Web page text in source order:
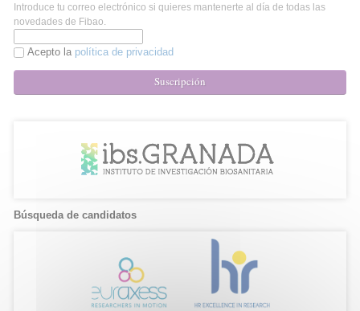
Introduce tu correo electrónico si quieres mantenerte al día de todas las
novedades de Fibao.
Acepto la política de privacidad
Suscripción
Búsqueda de candidatos